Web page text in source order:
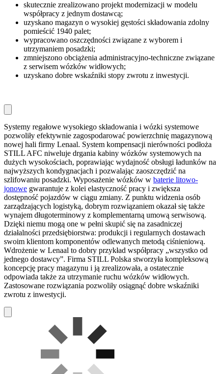
skutecznie zrealizowano projekt modernizacji w modelu
współpracy z jednym dostawcą;
uzyskano magazyn o wysokiej gęstości składowania zdolny
pomieścić 1940 palet;
wypracowano oszczędności związane z wyborem i
utrzymaniem posadzki;
zmniejszono obciążenia administracyjno-techniczne związane
z serwisem wózków widłowych;
uzyskano dobre wskaźniki stopy zwrotu z inwestycji.
Systemy regałowe wysokiego składowania i wózki systemowe
pozwoliły efektywnie zagospodarować powierzchnię magazynową
nowej hali firmy Lenaal. System kompensacji nierówności podłoża
STILL AFC niweluje drgania kabiny wózków systemowych na
dużych wysokościach, poprawiając wydajność obsługi ładunków na
najwyższych kondygnacjach i pozwalając zaoszczędzić na
szlifowaniu posadzki. Wyposażenie wózków w baterie litowo-
jonowe gwarantuje z kolei elastyczność pracy i zwiększa
dostępność pojazdów w ciągu zmiany. Z punktu widzenia osób
zarządzających logistyką, dobrym rozwiązaniem okazał się także
wynajem długoterminowy z komplementarną umową serwisową.
Dzięki niemu mogą one w pełni skupić się na zasadniczej
działalności przedsiębiorstwa: produkcji i regularnych dostawach
swoim klientom komponentów odlewanych metodą ciśnieniową.
Wdrożenie w Lenaal to dobry przykład współpracy „wszystko od
jednego dostawcy”. Firma STILL Polska stworzyła kompleksową
koncepcję pracy magazynu i ją zrealizowała, a ostatecznie
odpowiada także za utrzymanie ruchu wózków widłowych.
Zastosowane rozwiązania pozwoliły osiągnąć dobre wskaźniki
zwrotu z inwestycji.